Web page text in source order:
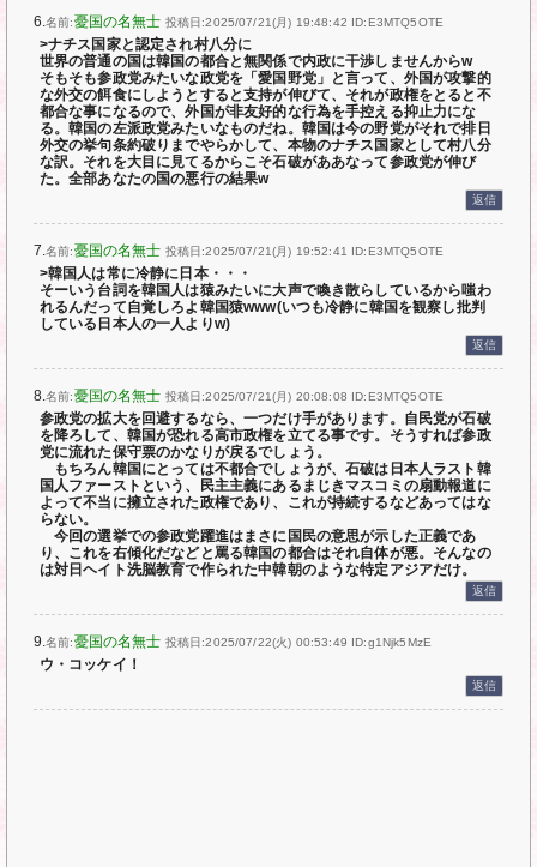
6.名前:憂国の名無士 投稿日:2025/07/21(月) 19:48:42 ID:E3MTQ5OTE
>ナチス国家と認定され村八分に
世界の普通の国は韓国の都合と無関係で内政に干渉しませんからw
そもそも参政党みたいな政党を「愛国野党」と言って、外国が攻撃的
な外交の餌食にしようとすると支持が伸びて、それが政権をとると不
都合な事になるので、外国が非友好的な行為を手控える抑止力にな
る。韓国の左派政党みたいなものだね。韓国は今の野党がそれで排日
外交の挙句条約破りまでやらかして、本物のナチス国家として村八分
な訳。それを大目に見てるからこそ石破がああなって参政党が伸び
た。全部あなたの国の悪行の結果w
返信
7.名前:憂国の名無士 投稿日:2025/07/21(月) 19:52:41 ID:E3MTQ5OTE
>韓国人は常に冷静に日本・・・
そーいう台詞を韓国人は猿みたいに大声で喚き散らしているから嗤わ
れるんだって自覚しろよ韓国猿www(いつも冷静に韓国を観察し批判
している日本人の一人よりw)
返信
8.名前:憂国の名無士 投稿日:2025/07/21(月) 20:08:08 ID:E3MTQ5OTE
参政党の拡大を回避するなら、一つだけ手があります。自民党が石破
を降ろして、韓国が恐れる高市政権を立てる事です。そうすれば参政
党に流れた保守票のかなりが戻るでしょう。
もちろん韓国にとっては不都合でしょうが、石破は日本人ラスト韓
国人ファーストという、民主主義にあるまじきマスコミの扇動報道に
よって不当に擁立された政権であり、これが持続するなどあってはな
らない。
今回の選挙での参政党躍進はまさに国民の意思が示した正義であ
り、これを右傾化だなどと罵る韓国の都合はそれ自体が悪。そんなの
は対日ヘイト洗脳教育で作られた中韓朝のような特定アジアだけ。
返信
9.名前:憂国の名無士 投稿日:2025/07/22(火) 00:53:49 ID:g1Njk5MzE
ウ・コッケイ！
返信